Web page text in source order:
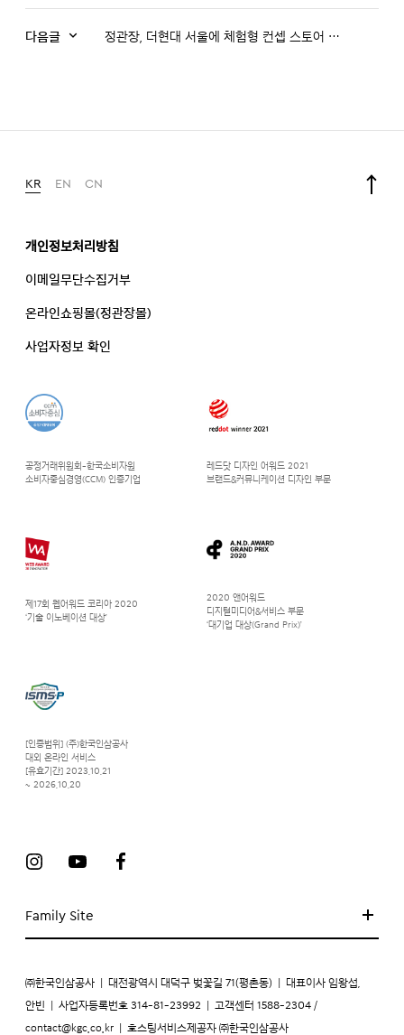
다음글 정관장, 더현대 서울에 체험형 컨셉 스토어 오픈!
KR EN CN
Family Site
공정거래위원회-한국소비자원
소비자중심경영(CCM) 인증기업
레드닷 디자인 어워드 2021
브랜드&커뮤니케이션 디자인 부문
제17회 웹어워드 코리아 2020
‘기술 이노베이션 대상’
2020 앤어워드
디지털미디어&서비스 부문
‘대기업 대상(Grand Prix)’
[인증범위] (주)한국인삼공사
대외 온라인 서비스
[유효기간] 2023.10.21
~ 2026.10.20
개인정보처리방침
이메일무단수집거부
온라인쇼핑몰(정관장몰)
사업자정보 확인
㈜한국인삼공사 대전광역시 대덕구 벚꽃길 71(평촌동) 대표이사 임왕섭,
안빈 사업자등록번호 314-81-23992 고객센터 1588-2304 /
contact@kgc.co.kr 호스팅서비스제공자 ㈜한국인삼공사